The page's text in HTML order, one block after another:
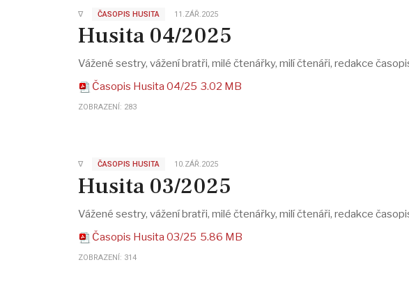
∇ ČASOPIS HUSITA 11.ZÁŘ.2025
Husita 04/2025
Vážené sestry, vážení bratři, milé čtenářky, milí čtenáři, redakce
Časopis Husita 04/25 3.02 MB
ZOBRAZENÍ: 283
∇ ČASOPIS HUSITA 10.ZÁŘ.2025
Husita 03/2025
Vážené sestry, vážení bratři, milé čtenářky, milí čtenáři, redakce
Časopis Husita 03/25 5.86 MB
ZOBRAZENÍ: 314